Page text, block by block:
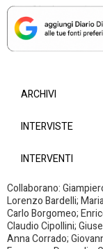
ARCHIVI
INTERVISTE
INTERVENTI
Collaborano:
Lorenzo Bardelli;
Carlo Borgomeo;
Claudio Cipollini;
Anna Corrado;